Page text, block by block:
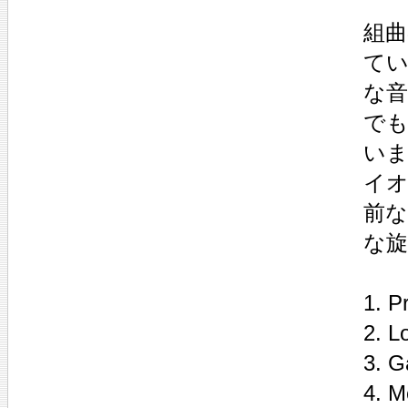
組
て
な
で
い
イ
前
な
1.
2.
3.
4.